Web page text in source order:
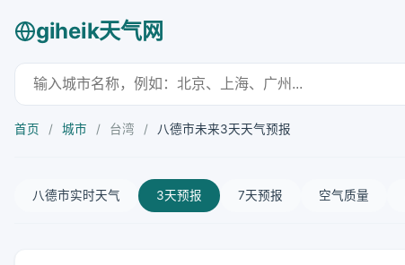
giheik天气网
首页 / 城市 / 台湾 / 八德市未来3天天气预报
八德市实时天气 3天预报 7天预报 空气质量